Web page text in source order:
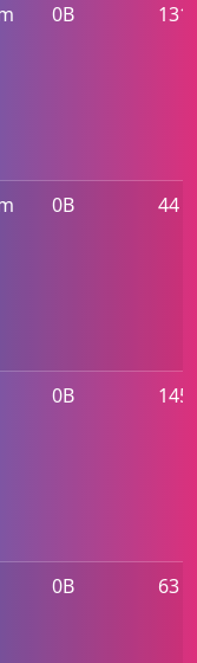
0B 131
0B 44
0B
0B 63